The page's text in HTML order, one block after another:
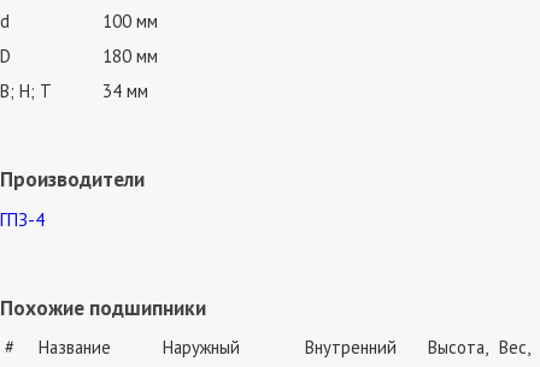
d
100 мм
D
180 мм
В; Н; Т
34 мм
Производители
ГПЗ-4
Похожие подшипники
# Название
Наружный
Внутренний
Высота, Вес,